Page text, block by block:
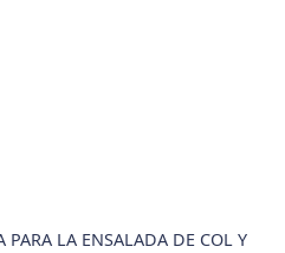
PARA LA ENSALADA DE COL Y